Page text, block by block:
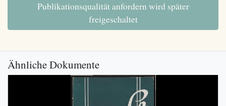
Publikationsqualität anfordern wird später
freigeschaltet
Ähnliche Dokumente